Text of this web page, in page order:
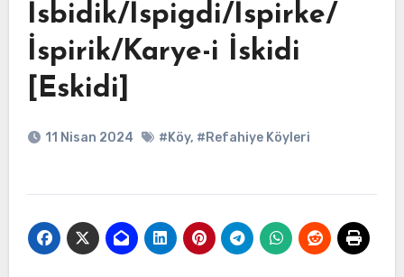
İsbidik/İspigdi/İspirke/
İspirik/Karye-i İskidi
[Eskidi]
11 Nisan 2024 #Köy, #Refahiye Köyleri